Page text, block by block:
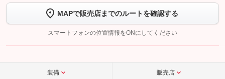
トーク画面で
ボタンをタップして問い合わせを
完了してください。
こちら
MAPで販売店までのルートを確認する
スマートフォンの位置情報をONにしてください
装備 販売店